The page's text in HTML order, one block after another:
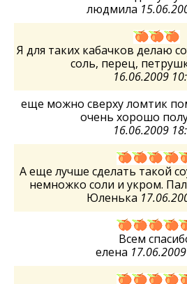
людмила
Я для таких кабачков делаю
соль, перец,
16.06.2009
еще можно сверху ломтик
очень хорошо
16.06.2009
А еще лучше сделать такой
немножко соли и укром.
Юленька
Всем
елена